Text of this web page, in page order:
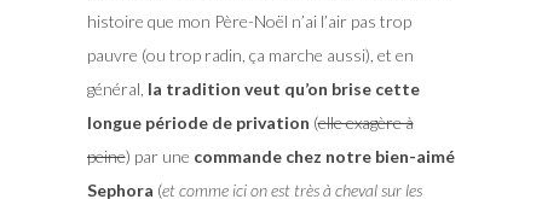
histoire que mon Père-Noël n’ai l’air pas trop
pauvre (ou trop radin, ça marche aussi), et en
général, la tradition veut qu’on brise cette
longue période de privation (elle exagère à
peine) par une commande chez notre bien-aimé
Sephora (et comme ici on est très à cheval sur les